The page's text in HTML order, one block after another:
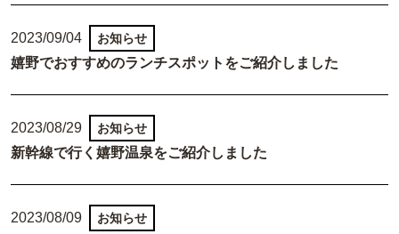
嬉野でおすすめのランチスポットをご紹介しました
2023/09/04 お知らせ
新幹線で行く嬉野温泉をご紹介しました
2023/08/29 お知らせ
2023/08/09 お知らせ